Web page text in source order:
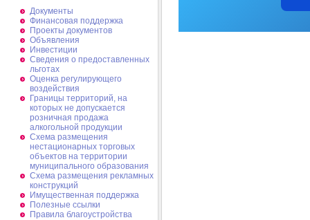
Документы
Финансовая поддержка
Проекты документов
Объявления
Инвестиции
Сведения о предоставленных
льготах
Оценка регулирующего
воздействия
Границы территорий, на
которых не допускается
розничная продажа
алкогольной продукции
Схема размещения
нестационарных торговых
объектов на территории
муниципального образования
Схема размещения рекламных
конструкций
Имущественная поддержка
Полезные ссылки
Правила благоустройства